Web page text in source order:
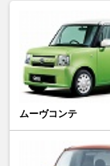
ムーヴコンテ